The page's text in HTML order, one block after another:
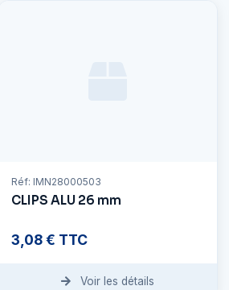
Réf: IMN28000503
CLIPS ALU 26 mm
3,08 € TTC
Voir les détails